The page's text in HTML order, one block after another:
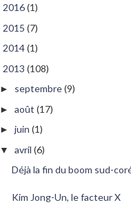
2016(1)
2015 (7)
2014(1)
2013 (108)
► septembre(9)
► août (17)
► juin (1)
▼ avril (6)
Déjà la fin du boom sud-
Kim Jong-Un, le facteur X